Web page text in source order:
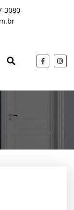
3080
F
a
c
o
I
n
s
g